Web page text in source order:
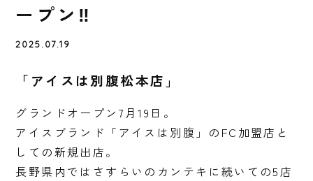
ープン‼
2025.07.19
「アイスは別腹松本店」
グランドオープン7月19日。
アイスブランド「アイスは別腹」のFC加盟店と
しての新規出店。
長野県内ではさすらいのカンテキに続いての5店